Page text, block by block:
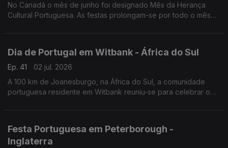
No Canadá o mês de junho foi designado Mês da Herança
Cultural Portuguesa. As festas prolongam-se por todo o mês
Dia de Portugal em Witbank - África do Sul
Ep. 41
02 jul. 2026
A 100 km de Joanesburgo, na África do Sul, a comunidade
portuguesa residente em Witbank reuniu-se para celebrar o
Festa Portuguesa em Peterborough -
Inglaterra